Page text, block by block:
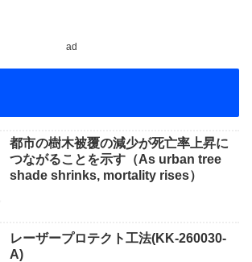
ad
都市の樹木被覆の減少が死亡率上昇に
つながることを示す（As urban tree
shade shrinks, mortality rises）
レーザープロテクト⼯法(KK-260030-
A)